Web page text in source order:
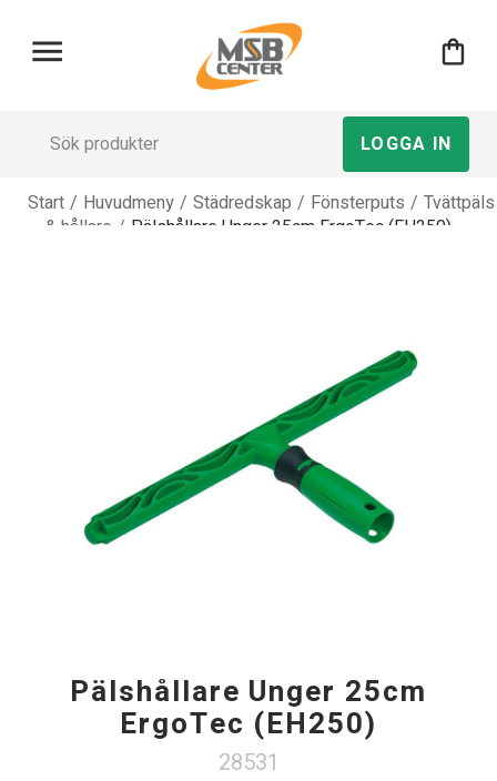
menu shopping_bag
LOGGA IN
Start / Huvudmeny / Städredskap / Fönsterputs / Tvättpäls
& hållare / Pälshållare Unger 25cm ErgoTec (EH250)
Pälshållare Unger 25cm
ErgoTec (EH250)
28531